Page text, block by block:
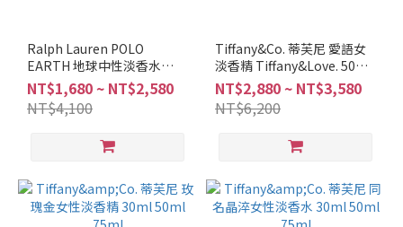
Ralph Lauren POLO
EARTH 地球中性淡香水
40ml 100ml
NT$1,680 ~ NT$2,580
NT$4,100
Tiffany&Co. 蒂芙尼 愛語女
淡香精 Tiffany&Love. 50ml
90ml
NT$2,880 ~ NT$3,580
NT$6,200